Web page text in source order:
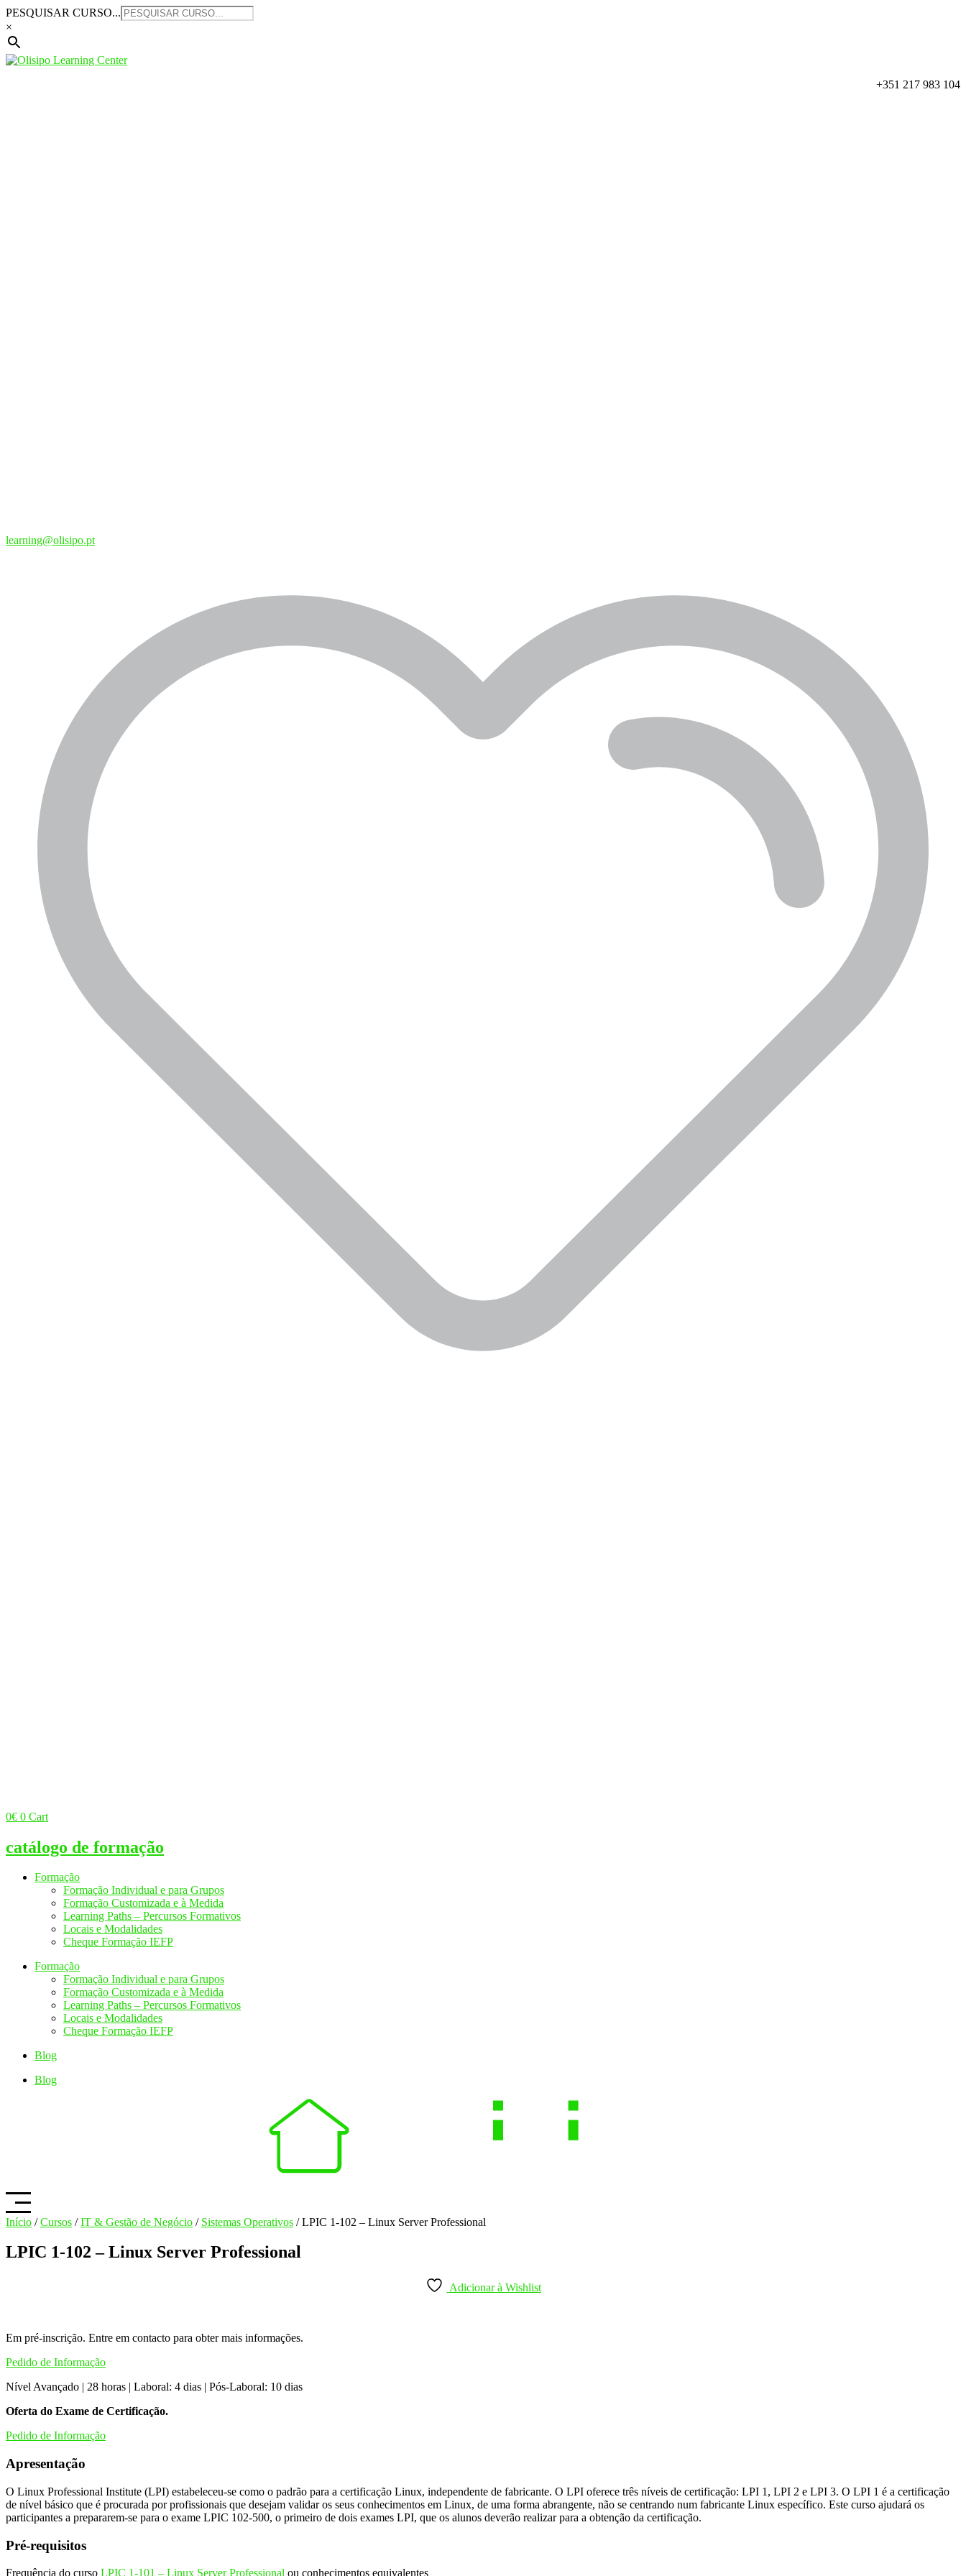
Saltar
para
o
conteúdo
PESQUISAR CURSO...
×
+351 217 983 104
learning@olisipo.pt
0€ 0 Cart
catálogo de formação
Formação
Formação Individual e para Grupos
Formação Customizada e à Medida
Learning Paths – Percursos Formativos
Locais e Modalidades
Cheque Formação IEFP
Formação
Formação Individual e para Grupos
Formação Customizada e à Medida
Learning Paths – Percursos Formativos
Locais e Modalidades
Cheque Formação IEFP
Blog
Blog
Início /Cursos /IT & Gestão de Negócio / Sistemas Operativos / LPIC 1-102 – Linux Server Professional
LPIC 1-102 – Linux Server Professional
Adicionar à Wishlist
Em pré-inscrição. Entre em contacto para obter mais informações.
Pedido de Informação
Nível Avançado | 28 horas | Laboral: 4 dias | Pós-Laboral: 10 dias
Oferta do Exame de Certificação.
Pedido de Informação
Apresentação
O Linux Professional Institute (LPI) estabeleceu-se como o padrão para a certificação Linux, independente de fabricante. O LPI oferece três níveis de certificação: LPI 1, LPI 2 e LPI 3. O LPI 1 é a certificação
de nível básico que é procurada por profissionais que desejam validar os seus conhecimentos em Linux, de uma forma abrangente, não se centrando num fabricante Linux específico. Este curso ajudará os
participantes a prepararem-se para o exame LPIC 102-500, o primeiro de dois exames LPI, que os alunos deverão realizar para a obtenção da certificação.
Pré-requisitos
Frequência do curso LPIC 1-101 – Linux Server Professional ou conhecimentos equivalentes